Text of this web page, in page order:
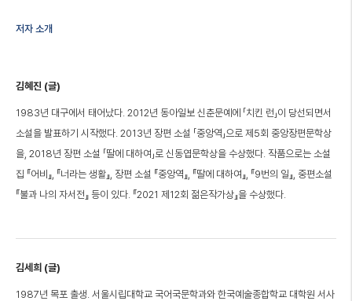
저자 소개
김혜진 (글)
1983년 대구에서 태어났다. 2012년 동아일보 신춘문예에 「치킨 런」이 당선되면서
소설을 발표하기 시작했다. 2013년 장편 소설 「중앙역」으로 제5회 중앙장편문학상
을, 2018년 장편 소설 「딸에 대하여」로 신동엽문학상을 수상했다. 작품으로는 소설
집 『어비』, 『너라는 생활』, 장편 소설 『중앙역』, 『딸에 대하여』, 『9번의 일』, 중편소설
『불과 나의 자서전』 등이 있다. 『2021 제12회 젊은작가상』을 수상했다.
김세희 (글)
1987년 목포 출생. 서울시립대학교 국어국문학과와 한국예술종합학교 대학원 서사